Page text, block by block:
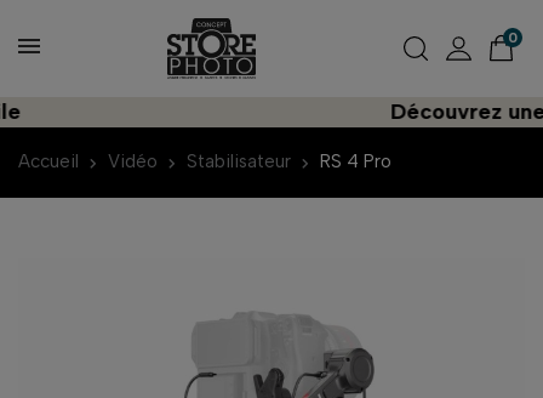
0
Découvrez une
Accueil Vidéo Stabilisateur RS 4 Pro